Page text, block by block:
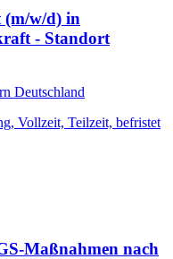
(m/w/d) in
- Standort
Deutschland
Vollzeit, Teilzeit, befristet
Maßnahmen nach